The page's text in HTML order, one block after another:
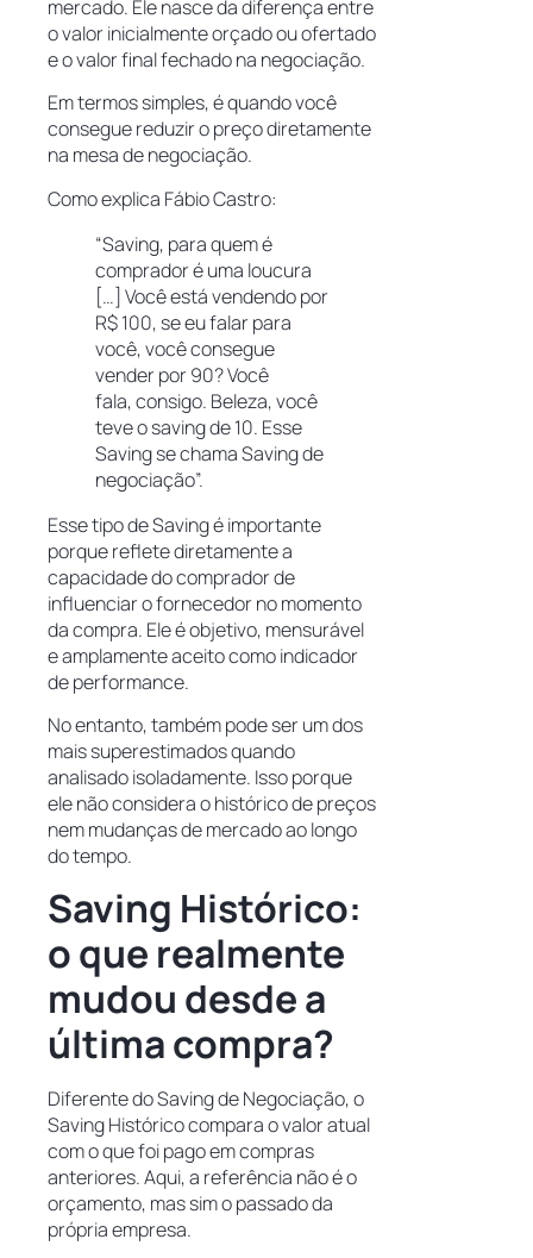
mercado. Ele nasce da diferença entre
o valor inicialmente orçado ou ofertado
e o valor final fechado na negociação.
Em termos simples, é quando você
consegue reduzir o preço diretamente
na mesa de negociação.
Como explica Fábio Castro:
“Saving, para quem é
comprador é uma loucura
[…] Você está vendendo por
R$ 100, se eu falar para
você, você consegue
vender por 90? Você
fala, consigo. Beleza, você
teve o saving de 10. Esse
Saving se chama Saving de
negociação”.
Esse tipo de Saving é importante
porque reflete diretamente a
capacidade do comprador de
influenciar o fornecedor no momento
da compra. Ele é objetivo, mensurável
e amplamente aceito como indicador
de performance.
No entanto, também pode ser um dos
mais superestimados quando
analisado isoladamente. Isso porque
ele não considera o histórico de preços
nem mudanças de mercado ao longo
do tempo.
Saving Histórico:
o que realmente
mudou desde a
última compra?
Diferente do Saving de Negociação, o
Saving Histórico compara o valor atual
com o que foi pago em compras
anteriores. Aqui, a referência não é o
orçamento, mas sim o passado da
própria empresa.